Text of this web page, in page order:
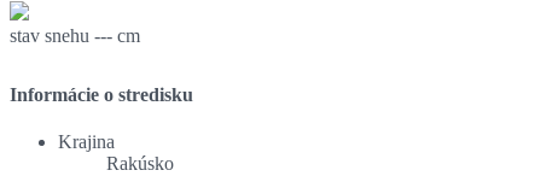
stav snehu --- cm
Informácie o stredisku
Krajina
Rakúsko